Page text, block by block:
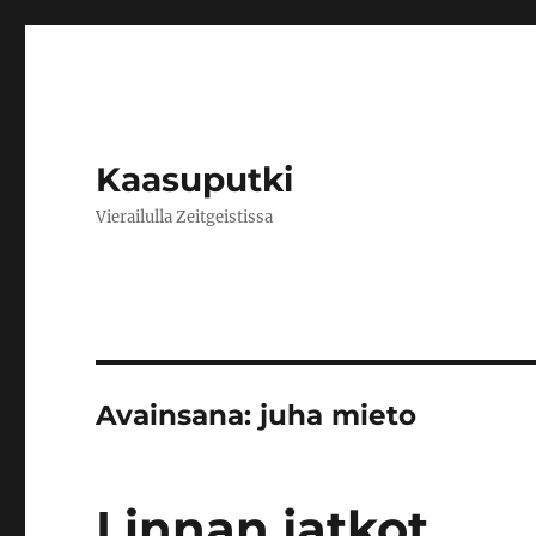
Kaasuputki
Vierailulla Zeitgeistissa
Avainsana: juha mieto